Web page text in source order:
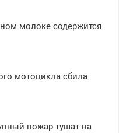
молоке содержится
мотоцикла сбила
пожар тушат на